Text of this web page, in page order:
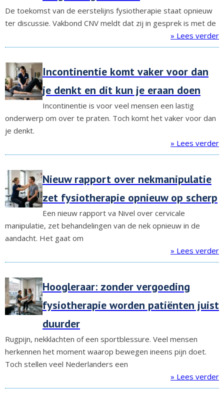
De toekomst van de eerstelijns fysiotherapie staat opnieuw
ter discussie. Vakbond CNV meldt dat zij in gesprek is met de
» Lees verder
Incontinentie komt vaker voor dan
je denkt en dit kun je eraan doen
Incontinentie is voor veel mensen een lastig
onderwerp om over te praten. Toch komt het vaker voor dan
je denkt.
» Lees verder
Nieuw rapport over nekmanipulatie
zet fysiotherapie opnieuw op scherp
Een nieuw rapport va Nivel over cervicale
manipulatie, zet behandelingen van de nek opnieuw in de
aandacht. Het gaat om
» Lees verder
Hoogleraar: zonder vergoeding
fysiotherapie worden patiënten juist
duurder
Rugpijn, nekklachten of een sportblessure. Veel mensen
herkennen het moment waarop bewegen ineens pijn doet.
Toch stellen veel Nederlanders een
» Lees verder